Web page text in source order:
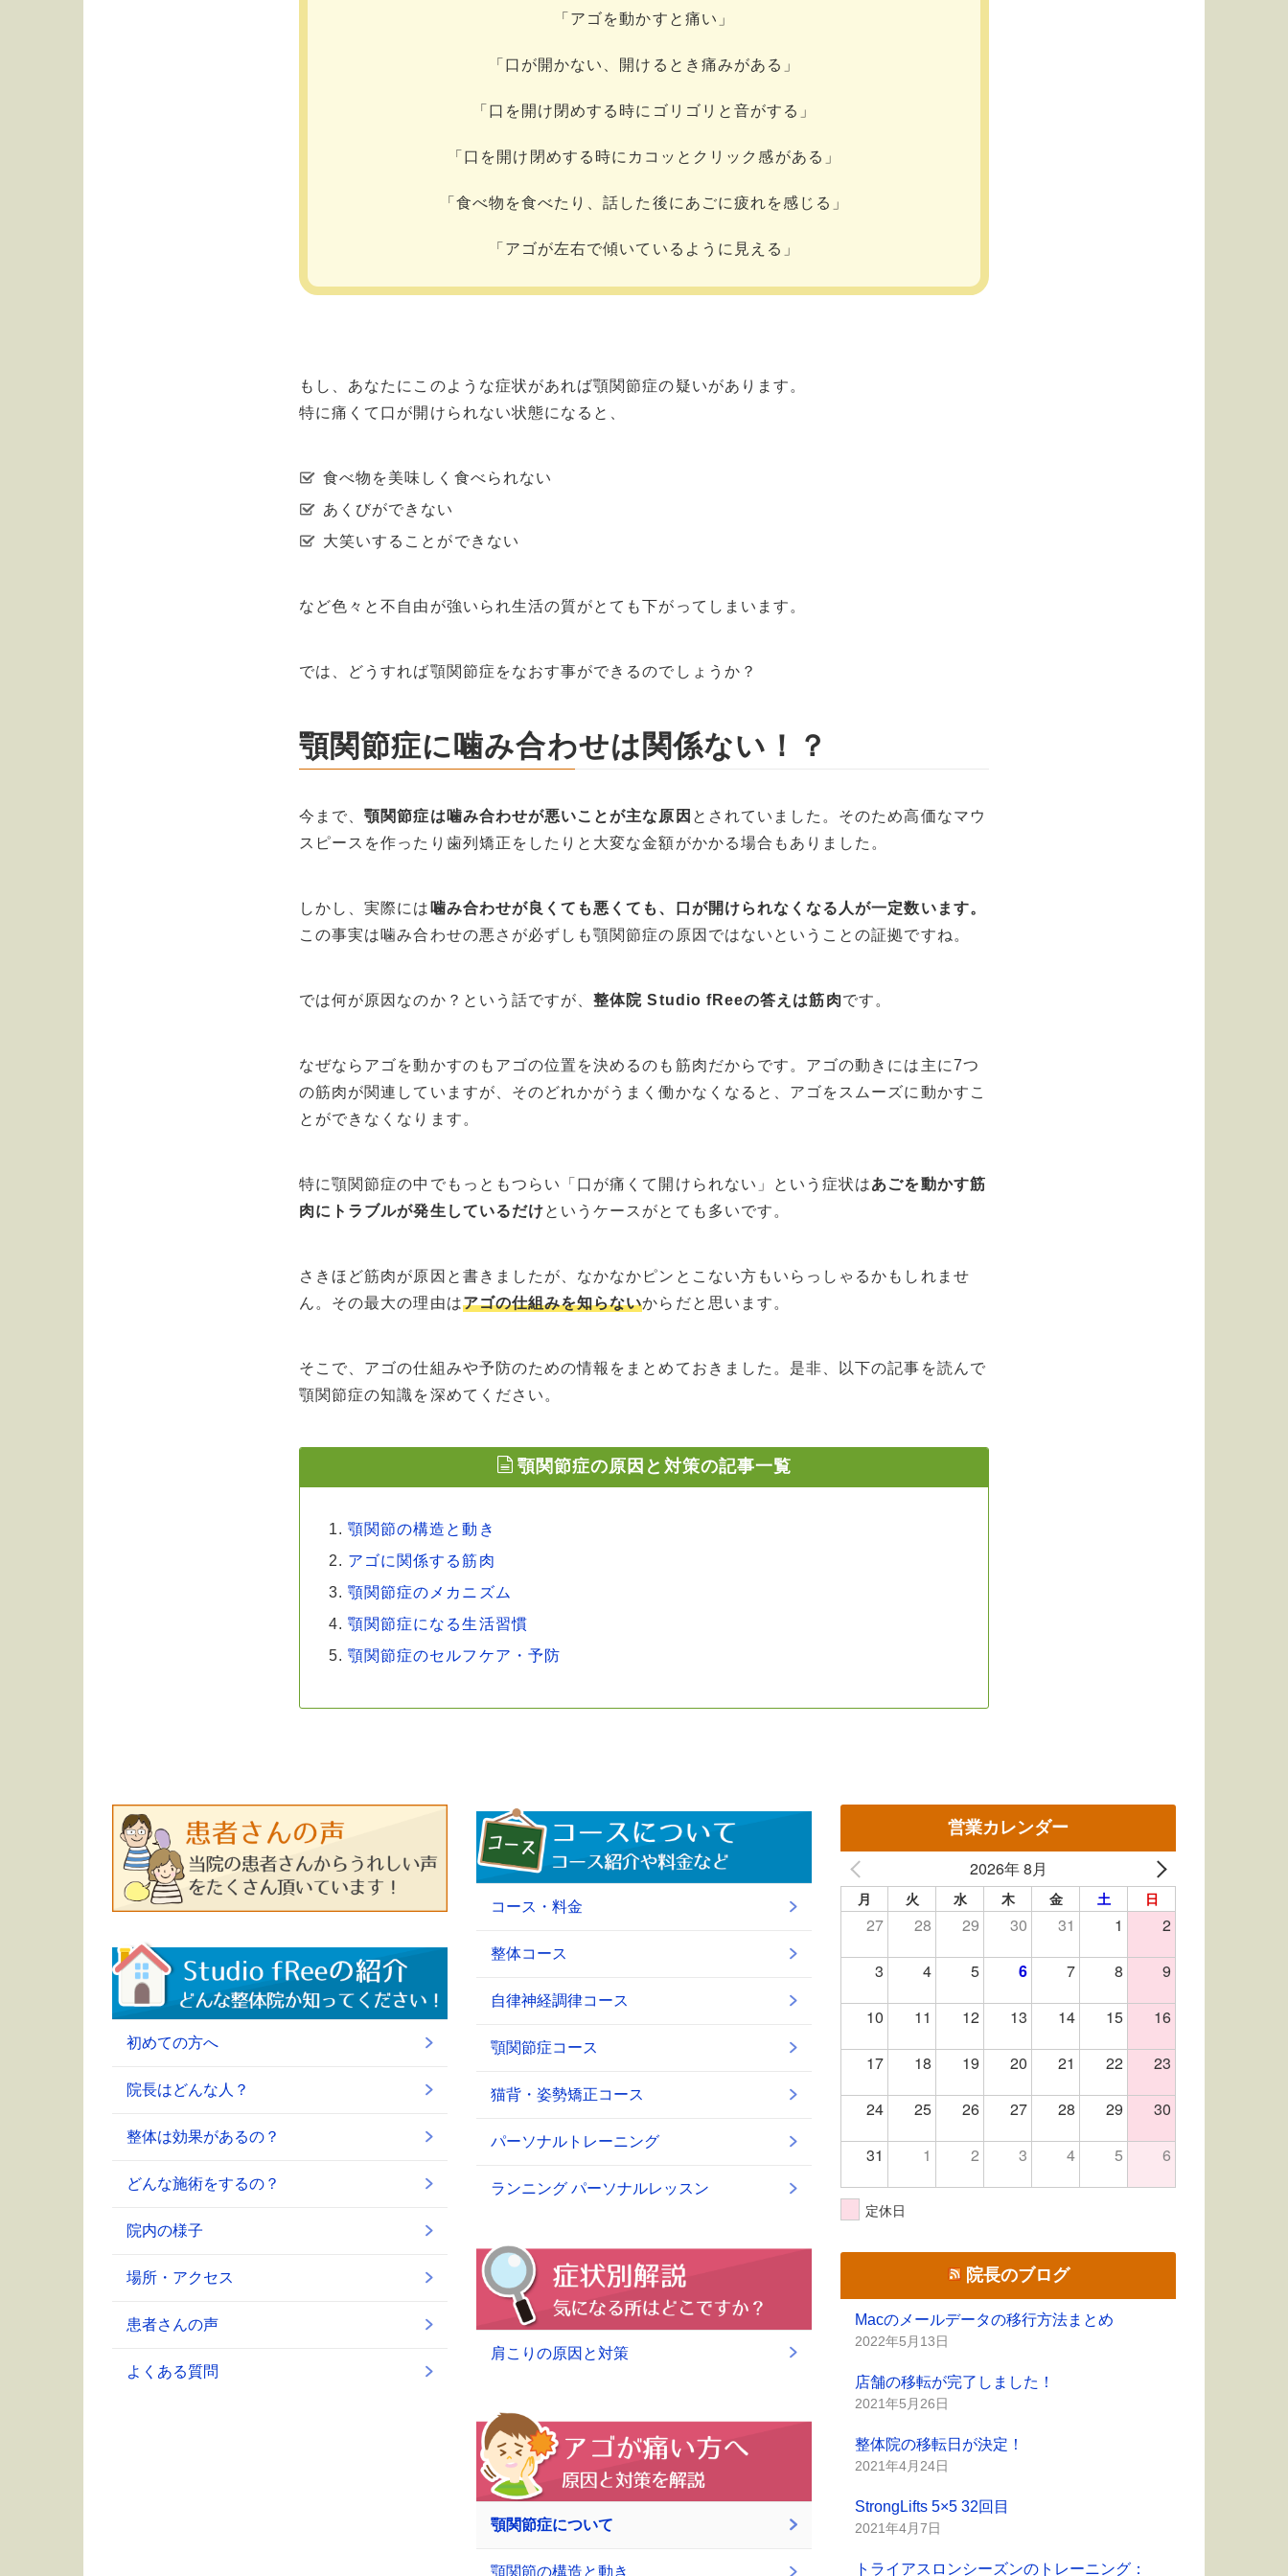
「アゴを動かすと痛い」
「口が開かない、開けるとき痛みがある」
「口を開け閉めする時にゴリゴリと音がする」
「口を開け閉めする時にカコッとクリック感がある」
「食べ物を食べたり、話した後にあごに疲れを感じる」
「アゴが左右で傾いているように見える」
もし、あなたにこのような症状があれば顎関節症の疑いがあります。
特に痛くて口が開けられない状態になると、
食べ物を美味しく食べられない
あくびができない
大笑いすることができない
など色々と不自由が強いられ生活の質がとても下がってしまいます。
では、どうすれば顎関節症をなおす事ができるのでしょうか？
顎関節症に噛み合わせは関係ない！？
今まで、顎関節症は噛み合わせが悪いことが主な原因 とされていました。そのため高価なマウ
スピースを作ったり歯列矯正をしたりと大変な金額がかかる場合もありました。
しかし、実際には 噛み合わせが良くても悪くても、口が開けられなくなる人が一定数います。
この事実は噛み合わせの悪さが必ずしも顎関節症の原因ではないということの証拠ですね。
では何が原因なのか？という話ですが、整体院 Studio fReeの答えは筋肉です。
なぜならアゴを動かすのもアゴの位置を決めるのも筋肉だからです。アゴの動きには主に7つ
の筋肉が関連していますが、そのどれかがうまく働かなくなると、アゴをスムーズに動かすこ
とができなくなります。
特に顎関節症の中でもっともつらい「口が痛くて開けられない」という症状はあごを動かす筋
肉にトラブルが発生しているだけというケースがとても多いです。
さきほど筋肉が原因と書きましたが、なかなかピンとこない方もいらっしゃるかもしれませ
ん。その最大の理由はアゴの仕組みを知らないからだと思います。
そこで、アゴの仕組みや予防のための情報をまとめておきました。是非、以下の記事を読んで
顎関節症の知識を深めてください。
顎関節症の原因と対策の記事一覧
顎関節の構造と動き
アゴに関係する筋肉
顎関節症のメカニズム
顎関節症になる生活習慣
顎関節症のセルフケア・予防
初めての方へ
院長はどんな人？
整体は効果があるの？
どんな施術をするの？
院内の様子
場所・アクセス
患者さんの声
よくある質問
コース・料金
整体コース
自律神経調律コース
顎関節症コース
猫背・姿勢矯正コース
パーソナルトレーニング
ランニング パーソナルレッスン
肩こりの原因と対策
顎関節症について
顎関節の構造と動き
営業カレンダー
2026年 8月
月 火 水 木 金 土 日
27 28 29 30 31 1 2
3 4 5 6 7 8 9
10 11 12 13 14 15 16
17 18 19 20 21 22 23
24 25 26 27 28 29 30
31 1 2 3 4 5 6
定休日
院長のブログ
Macのメールデータの移行方法まとめ
2022年5月13日
店舗の移転が完了しました！
2021年5月26日
整体院の移転日が決定！
2021年4月24日
StrongLifts 5×5 32回目
2021年4月7日
トライアスロンシーズンのトレーニング：